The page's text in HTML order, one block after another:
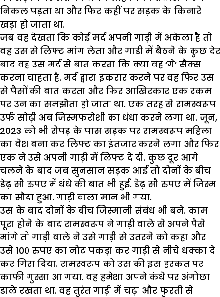
निकल पड़ता था और फिर कहीं पर सड़क के किनारे
खड़ा हो जाता था.
जब वह देखता कि कोई मर्द अपनी गाड़ी में अकेला है तो
वह उस से लिफ्ट मांग लेता और गाड़ी में बैठने के कुछ देर
बाद वह उस मर्द से बात करता कि क्या वह ‘गे’ सैक्स
करना चाहता है. मर्द द्वारा इकरार करने पर वह फिर उस
से पैसों की बात करता और फिर आखिरकार एक रकम
पर उन का समझौता हो जाता था. एक तरह से रामस्वरूप
उर्फ सोढ़ी अब जिस्मफरोशी का धंधा करने लगा था. जून,
2023 को भी रोपड़ के पास सड़क पर रामस्वरूप महिला
का वेश बना कर लिफ्ट का इंतजार करने लगा और फिर
एक ने उसे अपनी गाड़ी में लिफ्ट दे दी. कुछ दूर आगे
चलने के बाद जब सुनसान सड़क आई तो दोनों के बीच
डेढ़ सौ रुपए में धंधे की बात भी हुई. डेढ़ सौ रुपए में जिस्म
का सौदा हुआ. गाड़ी वाला मान भी गया.
उस के बाद दोनों के बीच जिस्मानी संबंध भी बने. काम
पूरा होने के बाद रामस्वरूप ने गाड़ी वाले से अपने पैसे
मांगे तो गाड़ी वाले ने उसे गाड़ी से उतरने को कहा और
उसे 100 रुपए का नोट पकड़ा कर गाड़ी से नीचे धक्का दे
कर गिरा दिया. रामस्वरूप को उस की इस हरकत पर
काफी गुस्सा आ गया. वह हमेशा अपने कंधे पर अंगोछा
डाले रखता था. वह तुरंत गाड़ी में चढ़ा और फुरती से